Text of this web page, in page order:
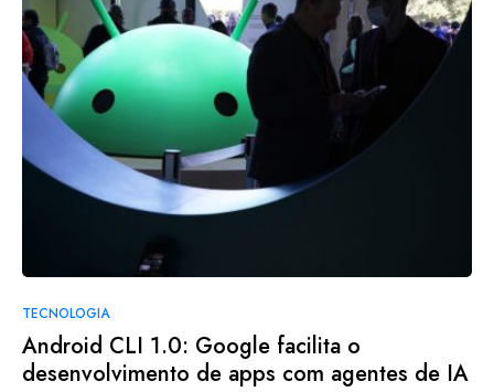
TECNOLOGIA
Android CLI 1.0: Google facilita o
desenvolvimento de apps com agentes de IA